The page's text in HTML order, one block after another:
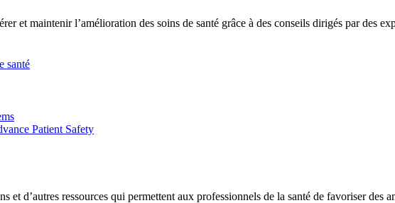
et maintenir l’amélioration des soins de santé grâce à des conseils dirigés par des
santé
Patient Safety
et d’autres ressources qui permettent aux professionnels de la santé de favoriser des